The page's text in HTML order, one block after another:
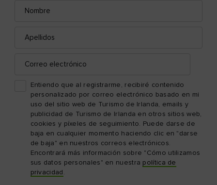
electrónico
electrónico
Entiendo que al registrarme, recibiré contenido
personalizado por correo electrónico basado en mi
uso del sitio web de Turismo de Irlanda, emails y
publicidad de Turismo de Irlanda en otros sitios web,
cookies y píxeles de seguimiento. Puede darse de
baja en cualquier momento haciendo clic en "darse
de baja" en nuestros correos electrónicos.
Encontrará más información sobre "Cómo utilizamos
sus datos personales" en nuestra política de
privacidad .